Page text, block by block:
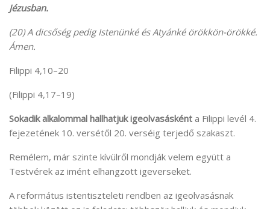
Jézusban.
(20) A dicsőség pedig Istenünké és Atyánké örökkön-örökké.
Ámen.
Filippi 4,10–20
(Filippi 4,17–19)
Sokadik alkalommal hallhatjuk igeolvasásként a Filippi levél 4.
fejezetének 10. versétől 20. verséig terjedő szakaszt.
Remélem, már szinte kívülről mondják velem együtt a
Testvérek az imént elhangzott igeverseket.
A református istentiszteleti rendben az igeolvasásnak